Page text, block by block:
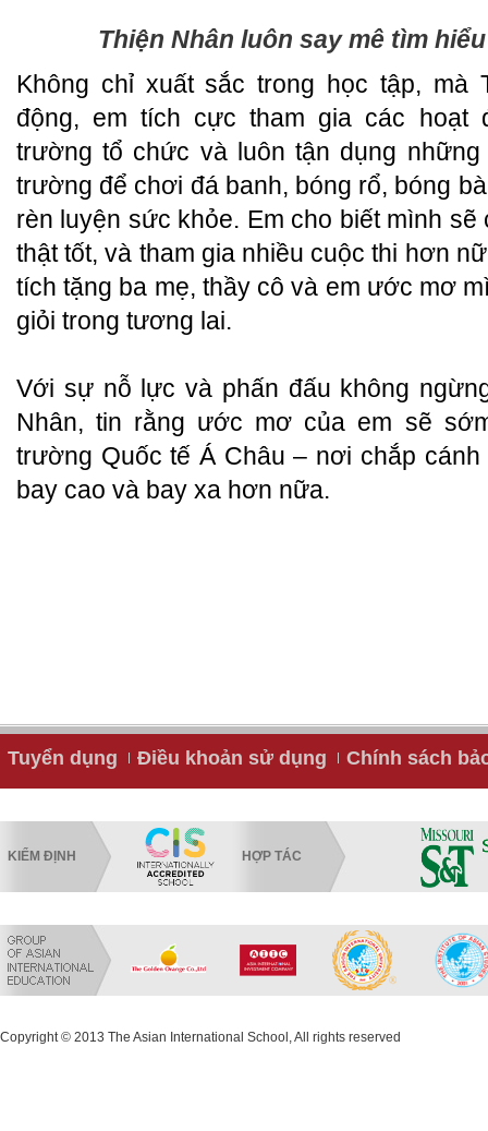
Thiện Nhân luôn say mê tìm
Không chỉ xuất sắc trong học tập, mà
động, em tích cực tham gia các hoạt
trường tổ chức và luôn tận dụng
trường để chơi đá banh, bóng rổ, bóng
rèn luyện sức khỏe. Em cho biết mình
thật tốt, và tham gia nhiều cuộc thi hơn
tích tặng ba mẹ, thầy cô và em ước mơ
giỏi trong tương lai.
Với sự nỗ lực và phấn đấu không
Nhân, tin rằng ước mơ của em sẽ
trường Quốc tế Á Châu – nơi chắp
bay cao và bay xa hơn nữa.
Tuyển dụng Điều khoản sử dụng Chính sách
KIỂM ĐỊNH HỢP TÁC
Copyright © 2013 The Asian International School, All rights reserved